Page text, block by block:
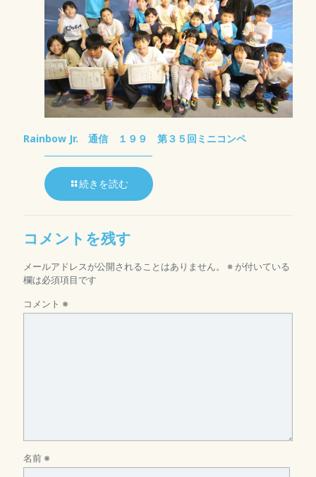
Rainbow Jr. 通信 １９９ 第３５回ミニコンペ
続きを読む
コメントを残す
メールアドレスが公開されることはありません。 ※ が付いている
欄は必須項目です
コメント ※
名前 ※